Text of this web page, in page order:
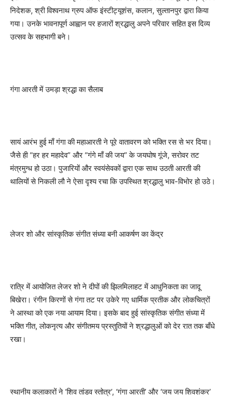
निदेशक, श्री विश्वनाथ ग्रुप ऑफ इंस्टीट्यूशंस, कलान, सुल्तानपुर द्वारा किया
गया। उनके भावनापूर्ण आह्वान पर हजारों श्रद्धालु अपने परिवार सहित इस दिव्य
उत्सव के सहभागी बने।
गंगा आरती में उमड़ा श्रद्धा का सैलाब
सायं आरंभ हुई माँ गंगा की महाआरती ने पूरे वातावरण को भक्ति रस से भर दिया।
जैसे ही “हर हर महादेव” और “गंगे माँ की जय” के जयघोष गूंजे, सरोवर तट
मंत्रमुग्ध हो उठा। पुजारियों और स्वयंसेवकों द्वारा एक साथ उठती आरती की
थालियों से निकली लौ ने ऐसा दृश्य रचा कि उपस्थित श्रद्धालु भाव-विभोर हो उठे।
लेजर शो और सांस्कृतिक संगीत संध्या बनी आकर्षण का केंद्र
रात्रि में आयोजित लेजर शो ने दीपों की झिलमिलाहट में आधुनिकता का जादू
बिखेरा। रंगीन किरणों से गंगा तट पर उकेरे गए धार्मिक प्रतीक और लोकचित्रों
ने आस्था को एक नया आयाम दिया। इसके बाद हुई सांस्कृतिक संगीत संध्या में
भक्ति गीत, लोकनृत्य और संगीतमय प्रस्तुतियों ने श्रद्धालुओं को देर रात तक बाँधे
रखा।
स्थानीय कलाकारों ने ‘शिव तांडव स्तोत्र’, ‘गंगा आरती’ और ‘जय जय शिवशंकर’